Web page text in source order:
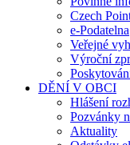
Czech
e-Podatelna
Veřejné
Výroční
DĚNÍ V OBCI
Hlášení
Pozvánky
Aktuality